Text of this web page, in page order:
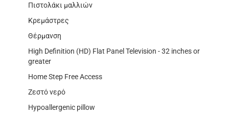
Πιστολάκι μαλλιών
Κρεμάστρες
Θέρμανση
High Definition (HD) Flat Panel Television - 32 inches or
greater
Home Step Free Access
Ζεστό νερό
Hypoallergenic pillow